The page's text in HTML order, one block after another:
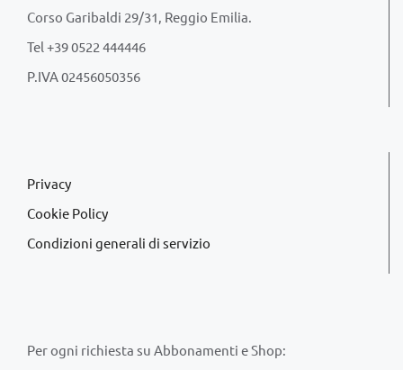
Corso Garibaldi 29/31, Reggio Emilia.
Tel +39 0522 444446
P.IVA 02456050356
Privacy
Cookie Policy
Condizioni generali di servizio
Per ogni richiesta su Abbonamenti e Shop: